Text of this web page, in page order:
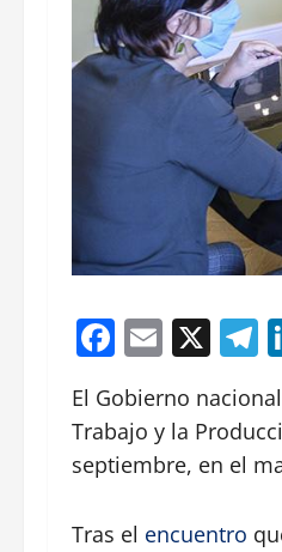
Email
X
El Gobierno
Trabajo y la
septiembre, en el
Tras el encuentro